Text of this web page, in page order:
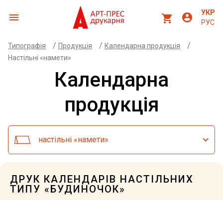
menu shopping_cart account_circle
УКР
РУС
Типографія / Продукція / Календарна продукція /
Настільні «намети»
Календарна
продукція
настільні «намети»
ДРУК КАЛЕНДАРІВ НАСТІЛЬНИХ
ТИПУ «БУДИНОЧОК»